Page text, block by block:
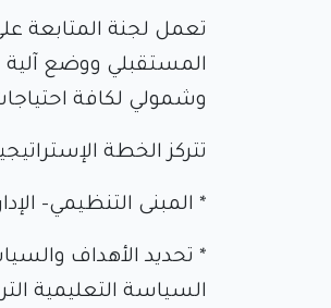
تعمل لجنة المتابعة
المستقبلي ووضع آلية
وشمولي لكافة
تتركز الخطة
* المبنى التنظيمي-
* تحديد الأهداف
السياسة التعليمية